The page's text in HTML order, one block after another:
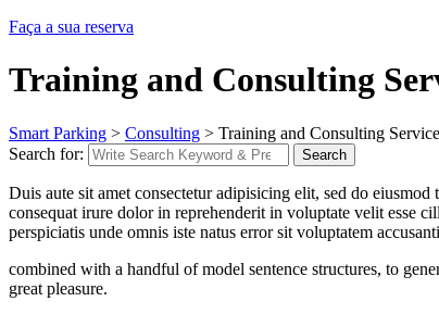
Faça a sua reserva
Training and Consulting
Smart Parking > Consulting > Training and Consulting
Search for:
Search
Duis aute sit amet consectetur adipisicing elit, sed do
consequat irure dolor in reprehenderit in voluptate velit esse
perspiciatis unde omnis iste natus error sit voluptatem
combined with a handful of model sentence structures, to
great pleasure.